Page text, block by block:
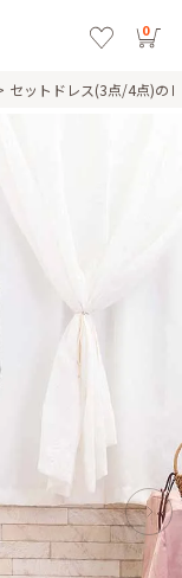
0
セットドレス(3点/4点)の